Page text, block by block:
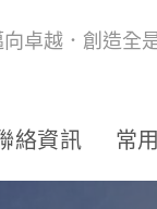
卓越．創造全
絡資訊 常